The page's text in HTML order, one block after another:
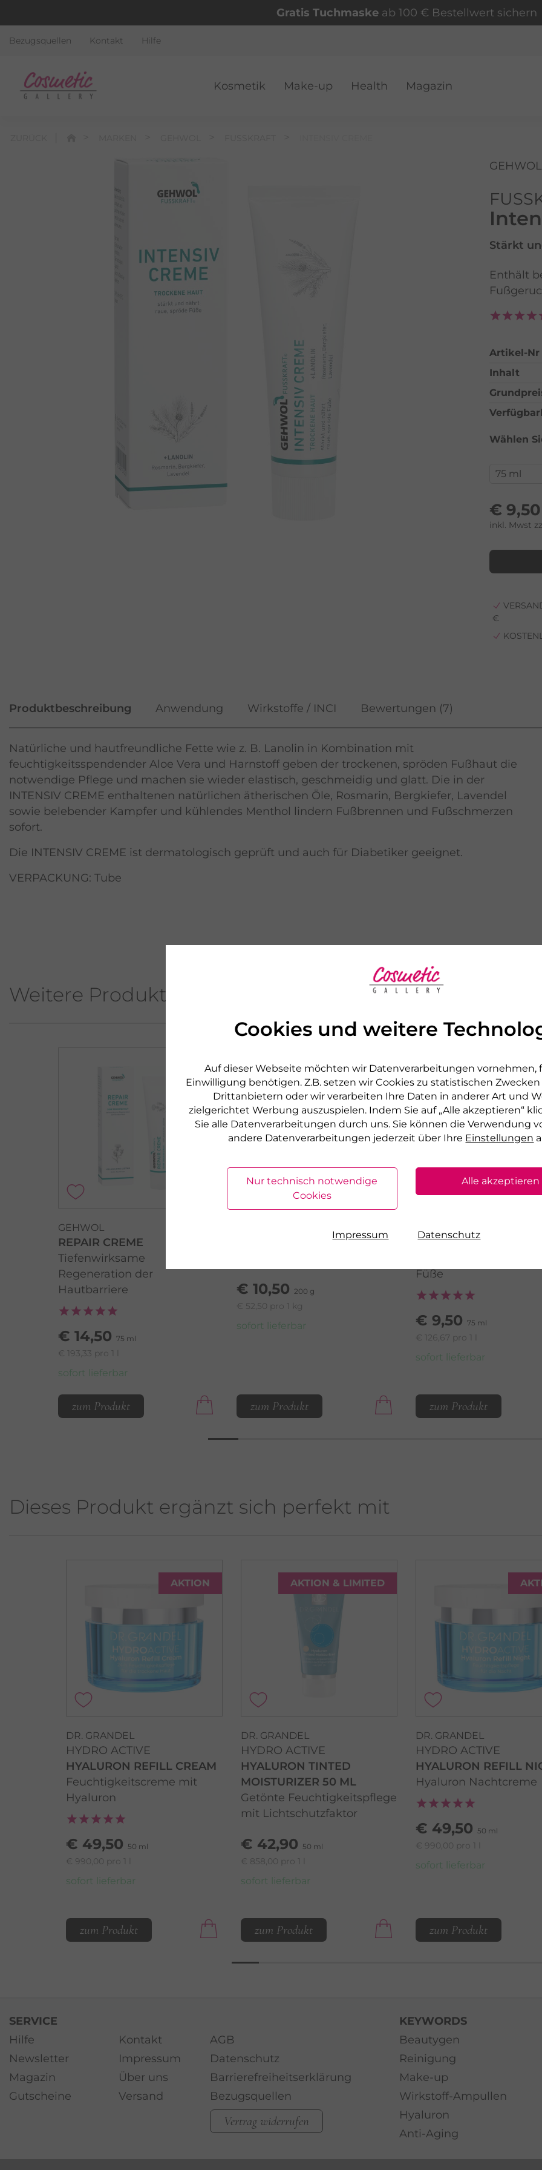
Cookies und weitere
Auf dieser Webseite möchten wir Datenverarbeitungen vornehmen,
Einwilligung benötigen. Z.B. setzen wir Cookies zu statistischen
Drittanbietern oder wir verarbeiten Ihre Daten in anderer Art und
zielgerichtet Werbung auszuspielen. Indem Sie auf „Alle akzeptieren“
Sie alle Datenverarbeitungen durch uns. Sie können die Verwendung
andere Datenverarbeitungen jederzeit über Ihre Einstellungen
Nur technisch notwendige
Cookies
Alle akzeptieren
Impressum Datenschutz
Gratis Tuchmaskeab 100 € Bestellwert sichern
Bezugsquellen Kontakt Hilfe
Kosmetik Make-up Health Magazin
GEHWOL
Stärkt
Enthält
Artikel-Nr
Inhalt
Wählen
€ 9,50
inkl. Mwst
€
Produktbeschreibung Anwendung Wirkstoffe / INCI Bewertungen (7)
Natürliche und hautfreundliche Fette wie z. B. Lanolin in Kombination mit
feuchtigkeitsspendender Aloe Vera und Harnstoff geben der trockenen, spröden Fußhaut die
notwendige Pflege und machen sie wieder elastisch, geschmeidig und glatt. Die in der
INTENSIV CREME enthaltenen natürlichen ätherischen Öle, Rosmarin, Bergkiefer, Lavendel
sowie belebender Kampfer und kühlendes Menthol lindern Fußbrennen und Fußschmerzen
sofort.
Die INTENSIV CREME ist dermatologisch geprüft und auch für Diabetiker geeignet.
VERPACKUNG: Tube
Weitere Produkte aus dieser Serie
GEHWOL
REPAIR CREME
Tiefenwirksame
Regeneration der
Hautbarriere
€ 14,50 75 ml
€ 193,33 pro 1 l
sofort lieferbar
zum Produkt
€ 10,50 200 g
€ 52,50 pro 1 kg
sofort lieferbar
zum Produkt
INTENSIV CREME
Füße
€ 9,50 75 ml
€ 126,67 pro 1 l
sofort lieferbar
zum Produkt
Dieses Produkt ergänzt sich perfekt mit
AKTION
DR. GRANDEL
HYDRO ACTIVE
HYALURON REFILL CREAM
Feuchtigkeitscreme mit
Hyaluron
€ 49,50 50 ml
€ 990,00 pro 1 l
sofort lieferbar
zum Produkt
AKTION & LIMITED
DR. GRANDEL
HYDRO ACTIVE
HYALURON TINTED
MOISTURIZER 50 ML
Getönte Feuchtigkeitspflege
mit Lichtschutzfaktor
€ 42,90 50 ml
€ 858,00 pro 1 l
sofort lieferbar
zum Produkt
DR. GRANDEL
HYDRO ACTIVE
HYALURON REFILL
Hyaluron Nachtcreme
€ 49,50 50 ml
€ 990,00 pro 1 l
sofort lieferbar
zum Produkt
SERVICE
Hilfe
Newsletter
Magazin
Gutscheine
Kontakt
Impressum
Über uns
Versand
AGB
Datenschutz
Barrierefreiheitserklärung
Bezugsquellen
Vertrag widerrufen
KEYWORDS
Beautygen
Reinigung
Make-up
Wirkstoff-Ampullen
Hyaluron
Anti-Aging